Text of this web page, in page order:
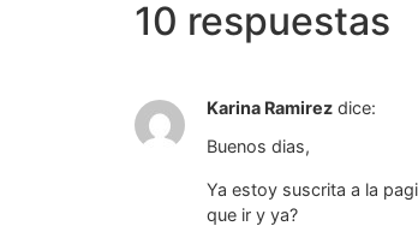
10 respuestas
Karina Ramirez dice:
Buenos dias,
Ya estoy suscrita a la
que ir y ya?